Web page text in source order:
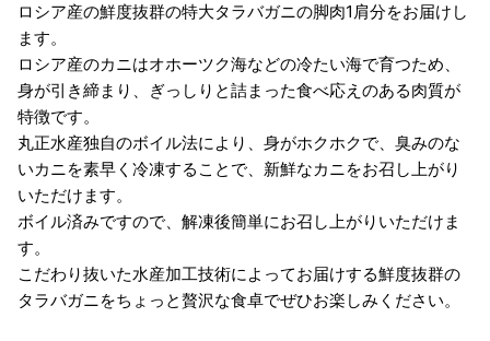
ロシア産の鮮度抜群の特大タラバガニの脚肉1肩分をお届けし
ます。
ロシア産のカニはオホーツク海などの冷たい海で育つため、
身が引き締まり、ぎっしりと詰まった食べ応えのある肉質が
特徴です。
丸正水産独自のボイル法により、身がホクホクで、臭みのな
いカニを素早く冷凍することで、新鮮なカニをお召し上がり
いただけます。
ボイル済みですので、解凍後簡単にお召し上がりいただけま
す。
こだわり抜いた水産加工技術によってお届けする鮮度抜群の
タラバガニをちょっと贅沢な食卓でぜひお楽しみください。